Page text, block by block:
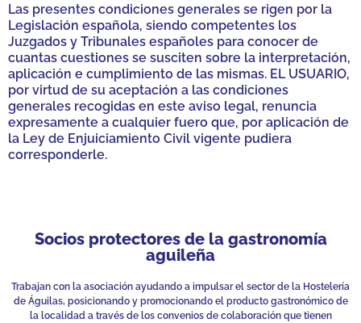
Las presentes condiciones generales se rigen por la
Legislación española, siendo competentes los
Juzgados y Tribunales españoles para conocer de
cuantas cuestiones se susciten sobre la interpretación,
aplicación e cumplimiento de las mismas. EL USUARIO,
por virtud de su aceptación a las condiciones
generales recogidas en este aviso legal, renuncia
expresamente a cualquier fuero que, por aplicación de
la Ley de Enjuiciamiento Civil vigente pudiera
corresponderle.
Socios protectores de la gastronomía
aguileña
Trabajan con la asociación ayudando a impulsar el sector de la Hostelería
de Águilas, posicionando y promocionando el producto gastronómico de
la localidad a través de los convenios de colaboración que tienen